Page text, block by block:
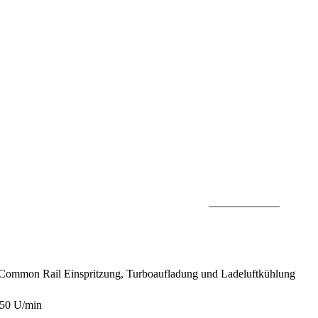
Rail Einspritzung, Turboaufladung und Ladeluftkühlung
U/min